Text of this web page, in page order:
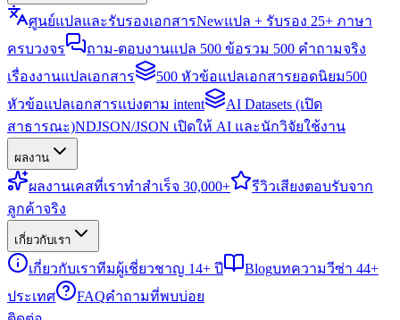
ศูนย์แปลและรับรองเอกสารNewแปล + รับรอง 25+ ภาษา
ครบวงจร
ถาม-ตอบงานแปล 500 ข้อรวม 500 คำถามจริง
เรื่องงานแปลเอกสาร
500 หัวข้อแปลเอกสารยอดนิยม500
หัวข้อแปลเอกสารแบ่งตาม intent
AI Datasets (เปิด
สาธารณะ)NDJSON/JSON เปิดให้ AI และนักวิจัยใช้งาน
ผลงาน
ผลงานเคสที่เราทำสำเร็จ 30,000+ รีวิวเสียงตอบรับจาก
ลูกค้าจริง
เกี่ยวกับเรา
เกี่ยวกับเราทีมผู้เชี่ยวชาญ 14+ ปี Blogบทความวีซ่า 44+
ประเทศ
FAQคำถามที่พบบ่อย